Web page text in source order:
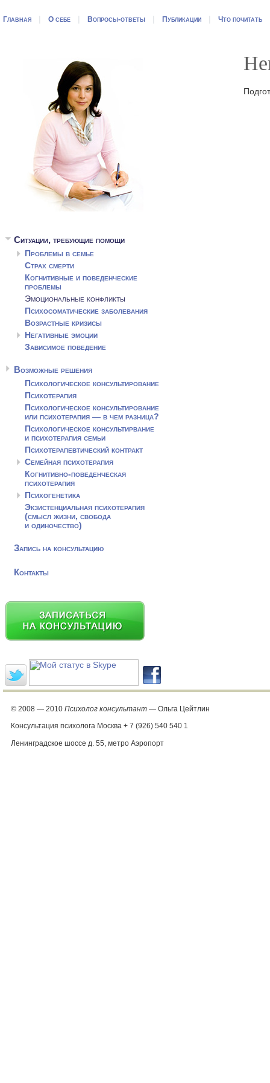
Главная О себе Вопросы-ответы Публикации Что почитать
Ситуации, требующие помощи
Проблемы в семье
Страх смерти
Когнитивные и поведенческие
проблемы
Эмоциональные конфликты
Психосоматические заболевания
Возрастные кризисы
Негативные эмоции
Зависимое поведение
Возможные решения
Психологическое консультирование
Психотерапия
Психологическое консультирование
или психотерапия — в чем разница?
Психологическое консультирвание
и психотерапия семьи
Психотерапевтический контракт
Семейная психотерапия
Когнитивно-поведенческая
психотерапия
Психогенетика
Экзистенциальная психотерапия
(смысл жизни, свобода
и одиночество)
Запись на консультацию
Контакты
© 2008 — 2010 Психолог консультант — Ольга Цейтлин
Консультация психолога Москва + 7 (926) 540 540 1
Ленинградское шоссе д. 55, метро Аэропорт